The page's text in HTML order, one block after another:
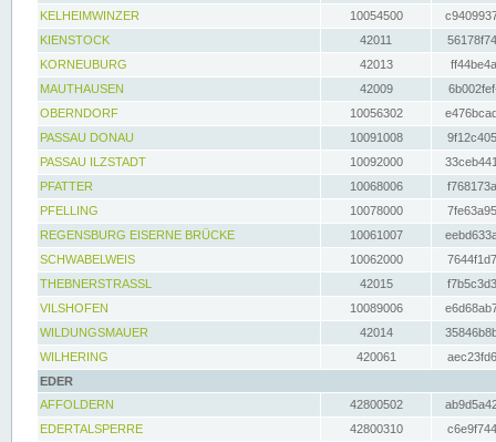
KELHEIMWINZER
10054500
KIENSTOCK
42011
KORNEUBURG
42013
MAUTHAUSEN
42009
OBERNDORF
10056302
PASSAU DONAU
10091008
PASSAU ILZSTADT
10092000
PFATTER
10068006
PFELLING
10078000
REGENSBURG EISERNE BRÜCKE
10061007
SCHWABELWEIS
10062000
THEBNERSTRASSL
42015
VILSHOFEN
10089006
WILDUNGSMAUER
42014
WILHERING
420061
EDER
AFFOLDERN
42800502
EDERTALSPERRE
42800310